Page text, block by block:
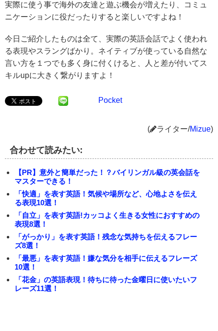
実際に使う事で海外の友達と遊ぶ機会が増えたり、コミュ
ニケーションに役だったりすると楽しいですよね！
今日ご紹介したものは全て、実際の英語会話でよく使われ
る表現やスラングばかり。ネイティブが使っている自然な
言い方を１つでも多く身に付くけると、人と差が付いてス
キルupに大きく繋がりますよ！
Pocket
( ライター/Mizue)
合わせて読みたい:
【PR】意外と簡単だった！？バイリンガル級の英会話を
マスターできる！
「快適」を表す英語！気候や場所など、心地よさを伝え
る表現10選！
「自立」を表す英語!カッコよく生きる女性におすすめの
表現8選！
「がっかり」を表す英語！残念な気持ちを伝えるフレー
ズ8選！
「最悪」を表す英語！嫌な気分を相手に伝えるフレーズ
10選！
「花金」の英語表現！待ちに待った金曜日に使いたいフ
レーズ11選！